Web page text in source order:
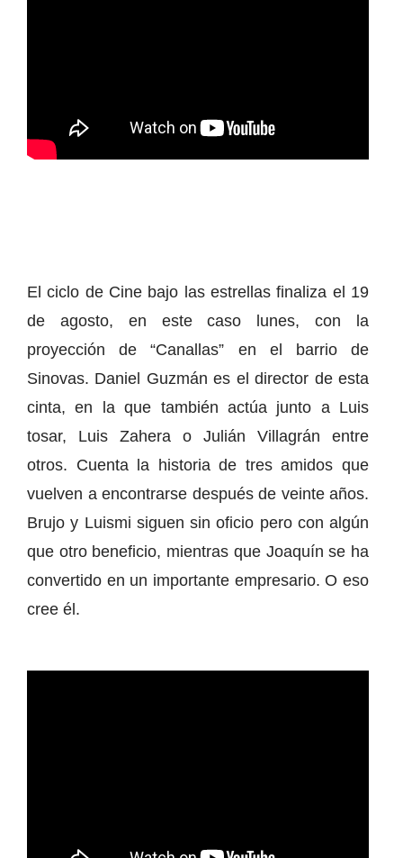
El ciclo de Cine bajo las estrellas finaliza el 19
de agosto, en este caso lunes, con la
proyección de “Canallas” en el barrio de
Sinovas. Daniel Guzmán es el director de esta
cinta, en la que también actúa junto a Luis
tosar, Luis Zahera o Julián Villagrán entre
otros. Cuenta la historia de tres amidos que
vuelven a encontrarse después de veinte años.
Brujo y Luismi siguen sin oficio pero con algún
que otro beneficio, mientras que Joaquín se ha
convertido en un importante empresario. O eso
cree él.